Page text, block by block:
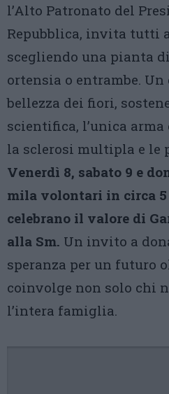
l’Alto Patronato del
Repubblica, invita tutti
scegliendo una pianta
ortensia o entrambe.
bellezza dei fiori,
scientifica, l’unica
la sclerosi multipla e le
Venerdì 8, sabato 9 e
mila volontari in circa
celebrano il valore di
alla Sm. Un invito a
speranza per un futuro
coinvolge non solo chi
l’intera famiglia.